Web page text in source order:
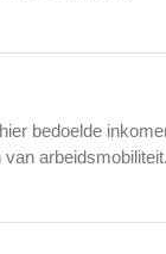
bedoelde
arbeidsmobiliteit.